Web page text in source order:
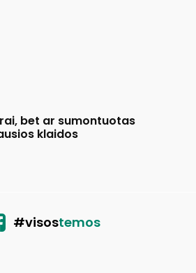
bet ar sumontuotas
klaidos
#visostemos